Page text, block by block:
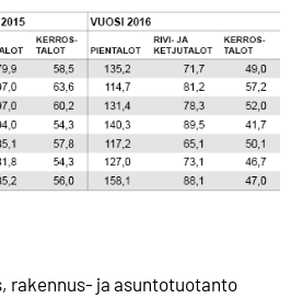
rakennus- ja asuntotuotanto